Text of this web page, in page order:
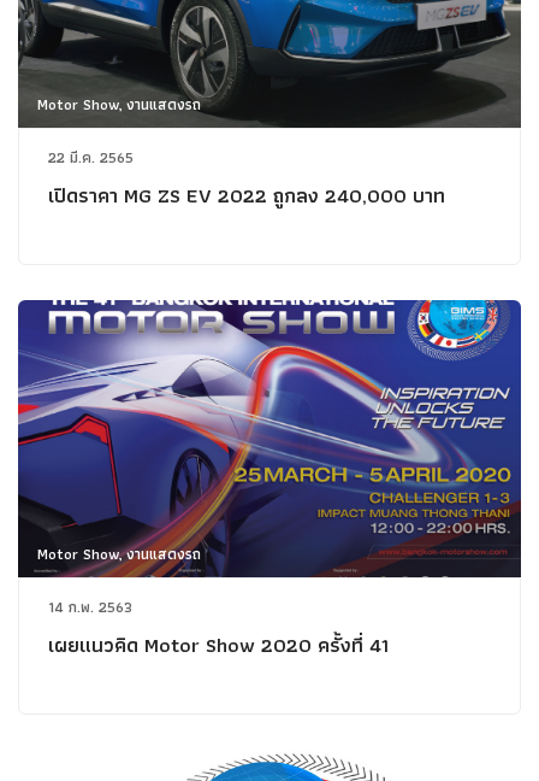
Motor Show, งานแสดงรถ
22 มี.ค. 2565
เปิดราคา MG ZS EV 2022 ถูกลง 240,000 บาท
Motor Show, งานแสดงรถ
14 ก.พ. 2563
เผยแนวคิด Motor Show 2020 ครั้งที่ 41